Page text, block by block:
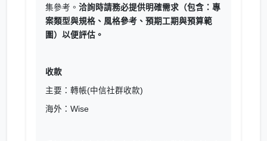
集參考。 洽詢時請務必提供明確需求（包含：專
案類型與規格、風格參考、預期工期與預算範
圍）以便評估。
收款
主要：轉帳(中信社群收款)
海外：Wise